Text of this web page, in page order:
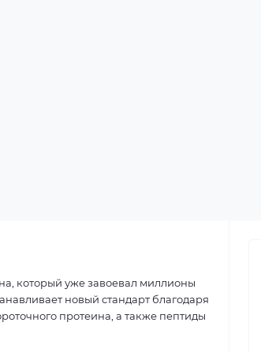
который уже завоевал миллионы
новый стандарт благодаря
протеина, а также пептиды